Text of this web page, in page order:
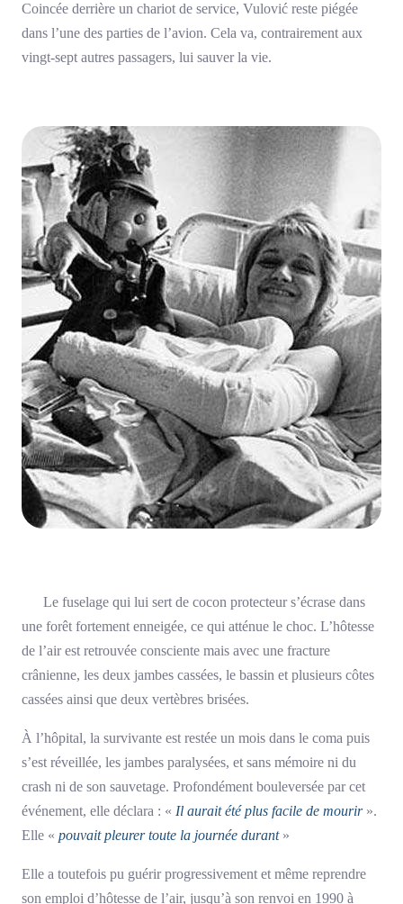
Coincée derrière un chariot de service, Vulović reste piégée
dans l’une des parties de l’avion. Cela va, contrairement aux
vingt-sept autres passagers, lui sauver la vie.
Le fuselage qui lui sert de cocon protecteur s’écrase dans
une forêt fortement enneigée, ce qui atténue le choc. L’hôtesse
de l’air est retrouvée consciente mais avec une fracture
crânienne, les deux jambes cassées, le bassin et plusieurs côtes
cassées ainsi que deux vertèbres brisées.
À l’hôpital, la survivante est restée un mois dans le coma puis
s’est réveillée, les jambes paralysées, et sans mémoire ni du
crash ni de son sauvetage. Profondément bouleversée par cet
événement, elle déclara : « Il aurait été plus facile de mourir».
Elle « pouvait pleurer toute la journée durant»
Elle a toutefois pu guérir progressivement et même reprendre
son emploi d’hôtesse de l’air, jusqu’à son renvoi en 1990 à